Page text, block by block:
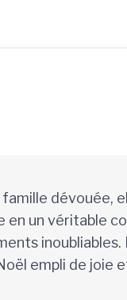
dévouée,
un véritable
empli de joie